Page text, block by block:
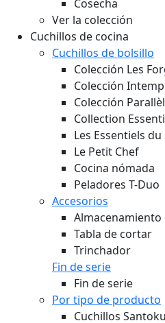
Cosecha
Ver la colección
Cuchillos de cocina
Cuchillos de bolsillo
Colección Les
Colección
Colección
Collection
Les Essentiels
Le Petit Chef
Cocina nómada
Peladores T-Duo
Accesorios
Almacenamiento
Tabla de cortar
Trinchador
Fin de serie
Fin de serie
Por tipo de producto
Cuchillos Santoku